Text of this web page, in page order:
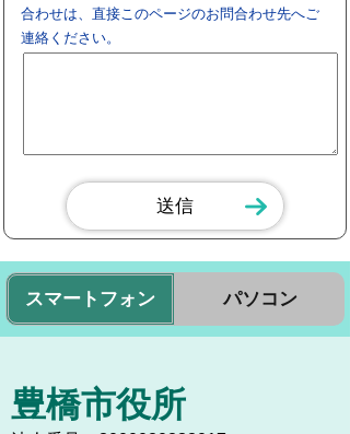
合わせは、直接このページのお問合わせ先へご
連絡ください。
スマートフォン パソコン
豊橋市役所